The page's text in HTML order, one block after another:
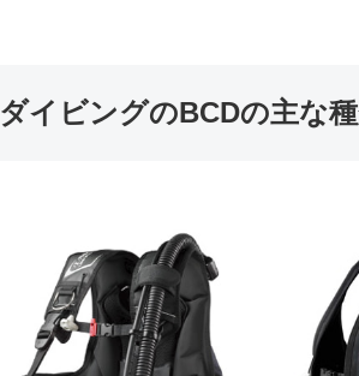
ダイビングのBCDの主な